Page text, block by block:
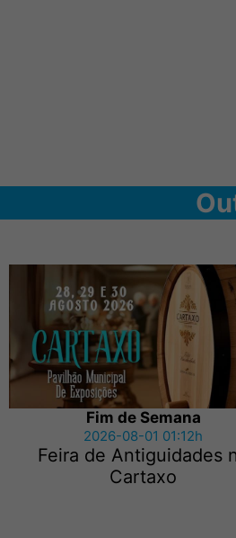
Fim de Semana
2026-08-01 01:12h
Feira de Antiguidades
Cartaxo